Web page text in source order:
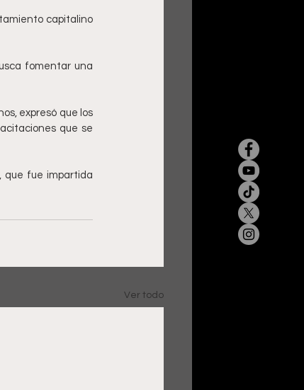
capitalino
fomentar una
expresó que los
que se
que fue impartida
Ver todo